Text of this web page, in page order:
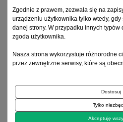
REKOMENDACJA No. R (83)
prawnej osób cierpiących na
przymusowo umieszczanych
Archiwum
1994, tom 3,
Zgodnie z prawem, zezwala się na
urządzeniu użytkownika tylko wtedy,
danej strony. W przypadku innych typów
zgoda użytkownika.
Nasza strona wykorzystuje różnorodne
przez zewnętrzne serwisy, które są
Dostosuj
Tylko
Akceptuję